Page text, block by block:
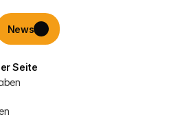
News
Seite